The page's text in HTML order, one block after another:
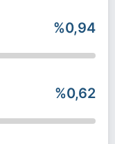
%0,94
%0,62